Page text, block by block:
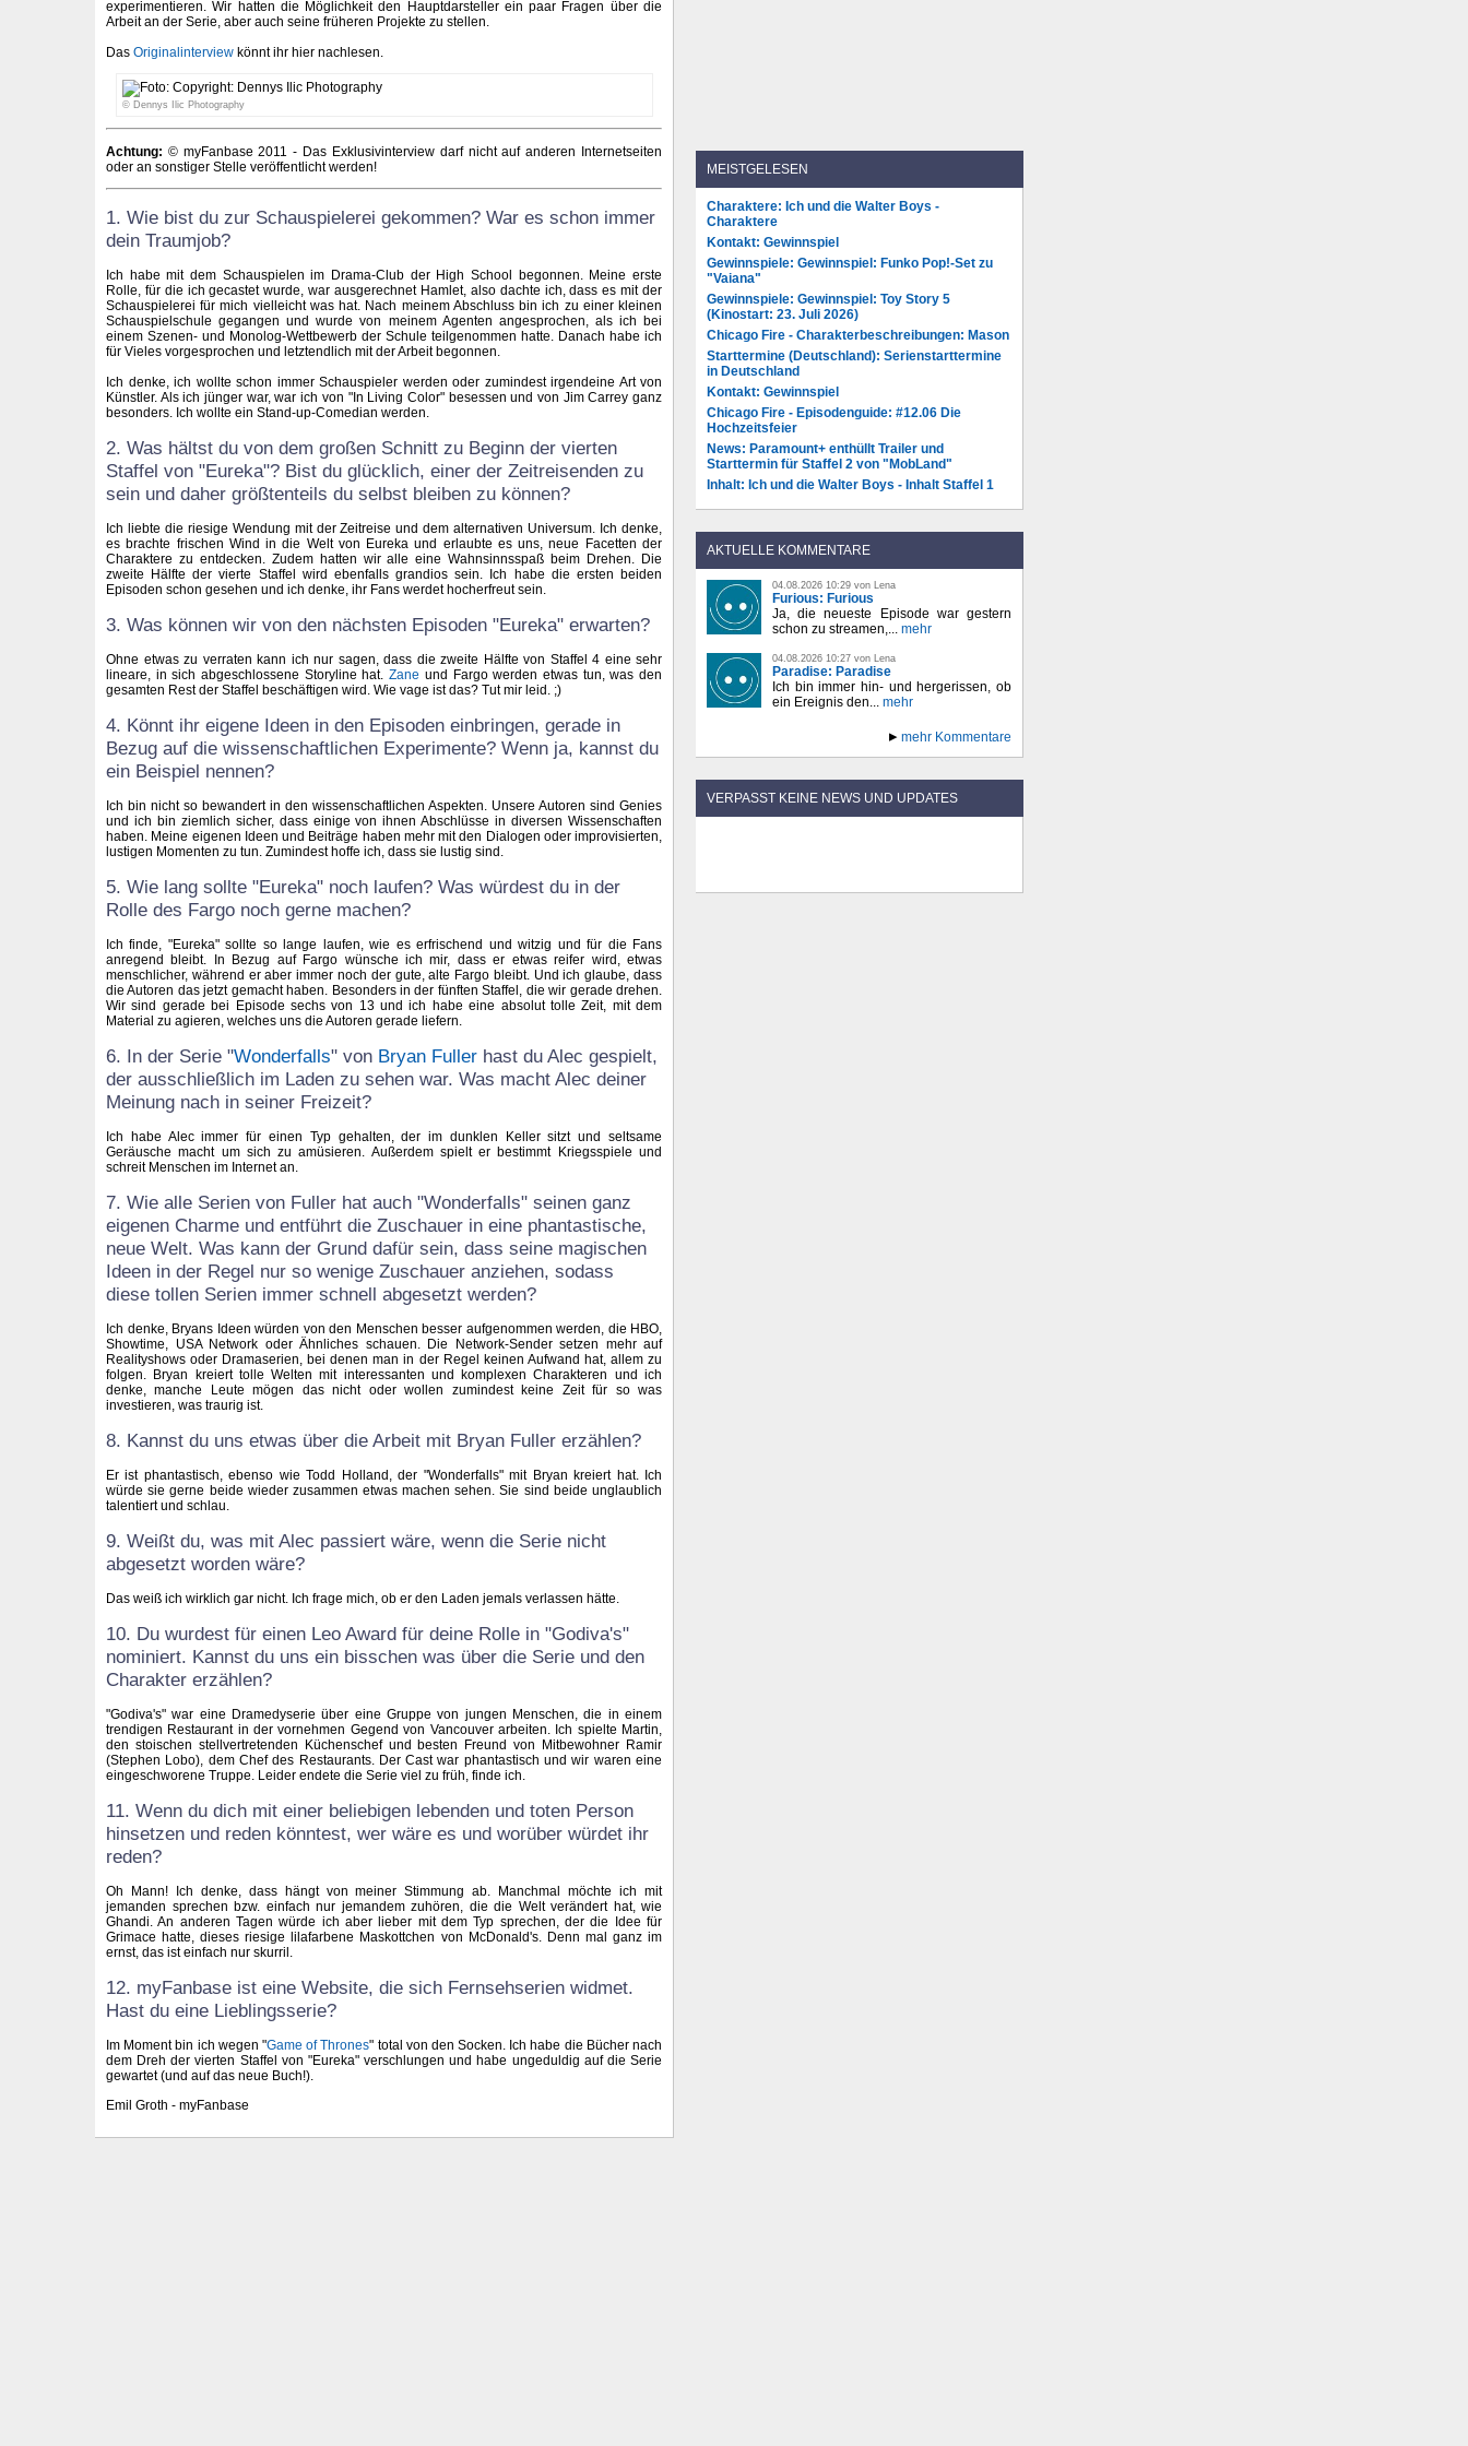
experimentieren. Wir hatten die Möglichkeit den Hauptdarsteller ein paar Fragen über die
Arbeit an der Serie, aber auch seine früheren Projekte zu stellen.
Das Originalinterview könnt ihr hier nachlesen.
© Dennys Ilic Photography
Achtung: © myFanbase 2011 - Das Exklusivinterview darf nicht auf anderen Internetseiten
oder an sonstiger Stelle veröffentlicht werden!
1. Wie bist du zur Schauspielerei gekommen? War es schon immer
dein Traumjob?
Ich habe mit dem Schauspielen im Drama-Club der High School begonnen. Meine erste
Rolle, für die ich gecastet wurde, war ausgerechnet Hamlet, also dachte ich, dass es mit der
Schauspielerei für mich vielleicht was hat. Nach meinem Abschluss bin ich zu einer kleinen
Schauspielschule gegangen und wurde von meinem Agenten angesprochen, als ich bei
einem Szenen- und Monolog-Wettbewerb der Schule teilgenommen hatte. Danach habe ich
für Vieles vorgesprochen und letztendlich mit der Arbeit begonnen.
Ich denke, ich wollte schon immer Schauspieler werden oder zumindest irgendeine Art von
Künstler. Als ich jünger war, war ich von "In Living Color" besessen und von Jim Carrey ganz
besonders. Ich wollte ein Stand-up-Comedian werden.
2. Was hältst du von dem großen Schnitt zu Beginn der vierten
Staffel von "Eureka"? Bist du glücklich, einer der Zeitreisenden zu
sein und daher größtenteils du selbst bleiben zu können?
Ich liebte die riesige Wendung mit der Zeitreise und dem alternativen Universum. Ich denke,
es brachte frischen Wind in die Welt von Eureka und erlaubte es uns, neue Facetten der
Charaktere zu entdecken. Zudem hatten wir alle eine Wahnsinnsspaß beim Drehen. Die
zweite Hälfte der vierte Staffel wird ebenfalls grandios sein. Ich habe die ersten beiden
Episoden schon gesehen und ich denke, ihr Fans werdet hocherfreut sein.
3. Was können wir von den nächsten Episoden "Eureka" erwarten?
Ohne etwas zu verraten kann ich nur sagen, dass die zweite Hälfte von Staffel 4 eine sehr
lineare, in sich abgeschlossene Storyline hat.Zane und Fargo werden etwas tun, was den
gesamten Rest der Staffel beschäftigen wird. Wie vage ist das? Tut mir leid. ;)
4. Könnt ihr eigene Ideen in den Episoden einbringen, gerade in
Bezug auf die wissenschaftlichen Experimente? Wenn ja, kannst du
ein Beispiel nennen?
Ich bin nicht so bewandert in den wissenschaftlichen Aspekten. Unsere Autoren sind Genies
und ich bin ziemlich sicher, dass einige von ihnen Abschlüsse in diversen Wissenschaften
haben. Meine eigenen Ideen und Beiträge haben mehr mit den Dialogen oder improvisierten,
lustigen Momenten zu tun. Zumindest hoffe ich, dass sie lustig sind.
5. Wie lang sollte "Eureka" noch laufen? Was würdest du in der
Rolle des Fargo noch gerne machen?
Ich finde, "Eureka" sollte so lange laufen, wie es erfrischend und witzig und für die Fans
anregend bleibt. In Bezug auf Fargo wünsche ich mir, dass er etwas reifer wird, etwas
menschlicher, während er aber immer noch der gute, alte Fargo bleibt. Und ich glaube, dass
die Autoren das jetzt gemacht haben. Besonders in der fünften Staffel, die wir gerade drehen.
Wir sind gerade bei Episode sechs von 13 und ich habe eine absolut tolle Zeit, mit dem
Material zu agieren, welches uns die Autoren gerade liefern.
6. In der Serie "Wonderfalls" von Bryan Fuller hast du Alec gespielt,
der ausschließlich im Laden zu sehen war. Was macht Alec deiner
Meinung nach in seiner Freizeit?
Ich habe Alec immer für einen Typ gehalten, der im dunklen Keller sitzt und seltsame
Geräusche macht um sich zu amüsieren. Außerdem spielt er bestimmt Kriegsspiele und
schreit Menschen im Internet an.
7. Wie alle Serien von Fuller hat auch "Wonderfalls" seinen ganz
eigenen Charme und entführt die Zuschauer in eine phantastische,
neue Welt. Was kann der Grund dafür sein, dass seine magischen
Ideen in der Regel nur so wenige Zuschauer anziehen, sodass
diese tollen Serien immer schnell abgesetzt werden?
Ich denke, Bryans Ideen würden von den Menschen besser aufgenommen werden, die HBO,
Showtime, USA Network oder Ähnliches schauen. Die Network-Sender setzen mehr auf
Realityshows oder Dramaserien, bei denen man in der Regel keinen Aufwand hat, allem zu
folgen. Bryan kreiert tolle Welten mit interessanten und komplexen Charakteren und ich
denke, manche Leute mögen das nicht oder wollen zumindest keine Zeit für so was
investieren, was traurig ist.
8. Kannst du uns etwas über die Arbeit mit Bryan Fuller erzählen?
Er ist phantastisch, ebenso wie Todd Holland, der "Wonderfalls" mit Bryan kreiert hat. Ich
würde sie gerne beide wieder zusammen etwas machen sehen. Sie sind beide unglaublich
talentiert und schlau.
9. Weißt du, was mit Alec passiert wäre, wenn die Serie nicht
abgesetzt worden wäre?
Das weiß ich wirklich gar nicht. Ich frage mich, ob er den Laden jemals verlassen hätte.
10. Du wurdest für einen Leo Award für deine Rolle in "Godiva's"
nominiert. Kannst du uns ein bisschen was über die Serie und den
Charakter erzählen?
"Godiva's" war eine Dramedyserie über eine Gruppe von jungen Menschen, die in einem
trendigen Restaurant in der vornehmen Gegend von Vancouver arbeiten. Ich spielte Martin,
den stoischen stellvertretenden Küchenschef und besten Freund von Mitbewohner Ramir
(Stephen Lobo), dem Chef des Restaurants. Der Cast war phantastisch und wir waren eine
eingeschworene Truppe. Leider endete die Serie viel zu früh, finde ich.
11. Wenn du dich mit einer beliebigen lebenden und toten Person
hinsetzen und reden könntest, wer wäre es und worüber würdet ihr
reden?
Oh Mann! Ich denke, dass hängt von meiner Stimmung ab. Manchmal möchte ich mit
jemanden sprechen bzw. einfach nur jemandem zuhören, die die Welt verändert hat, wie
Ghandi. An anderen Tagen würde ich aber lieber mit dem Typ sprechen, der die Idee für
Grimace hatte, dieses riesige lilafarbene Maskottchen von McDonald's. Denn mal ganz im
ernst, das ist einfach nur skurril.
12. myFanbase ist eine Website, die sich Fernsehserien widmet.
Hast du eine Lieblingsserie?
Im Moment bin ich wegen "Game of Thrones" total von den Socken. Ich habe die Bücher nach
dem Dreh der vierten Staffel von "Eureka" verschlungen und habe ungeduldig auf die Serie
gewartet (und auf das neue Buch!).
Emil Groth - myFanbase
MEISTGELESEN
Charaktere: Ich und die Walter Boys -
Charaktere
Kontakt: Gewinnspiel
Gewinnspiele: Gewinnspiel: Funko Pop!-Set zu
"Vaiana"
Gewinnspiele: Gewinnspiel: Toy Story 5
(Kinostart: 23. Juli 2026)
Chicago Fire - Charakterbeschreibungen: Mason
Starttermine (Deutschland): Serienstarttermine
in Deutschland
Kontakt: Gewinnspiel
Chicago Fire - Episodenguide: #12.06 Die
Hochzeitsfeier
News: Paramount+ enthüllt Trailer und
Starttermin für Staffel 2 von "MobLand"
Inhalt: Ich und die Walter Boys - Inhalt Staffel 1
AKTUELLE KOMMENTARE
04.08.2026 10:29 von Lena
Furious: Furious
Ja, die neueste Episode war gestern
schon zu streamen,... mehr
04.08.2026 10:27 von Lena
Paradise: Paradise
Ich bin immer hin- und hergerissen, ob
ein Ereignis den... mehr
mehr Kommentare
VERPASST KEINE NEWS UND UPDATES